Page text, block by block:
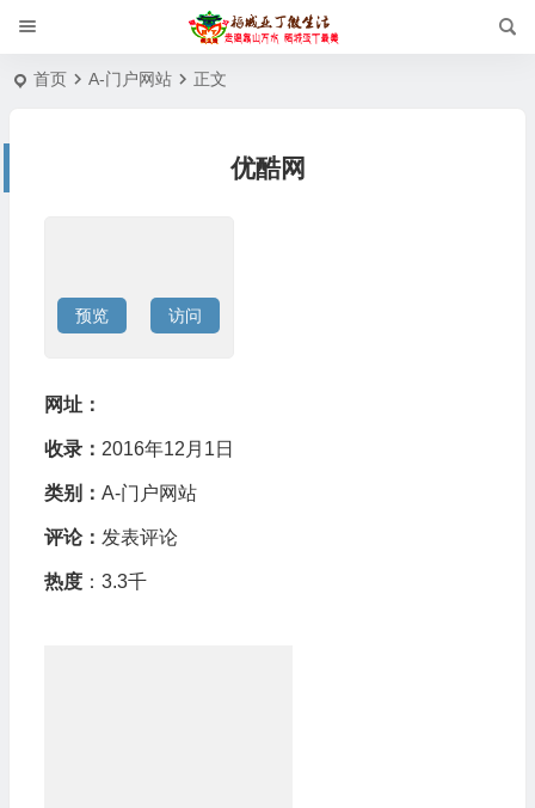
首页 A-门户网站 正文
优酷网
预览 访问
网址：
收录： 2016年12月1日
类别： A-门户网站
评论： 发表评论
热度：3.3千